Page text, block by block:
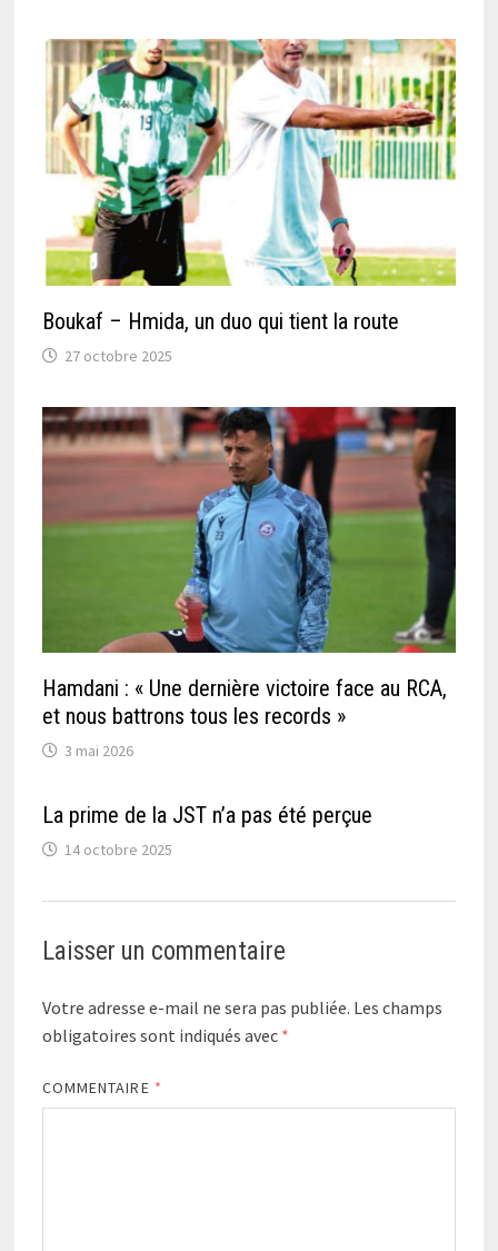
Boukaf – Hmida, un duo qui tient la route
27 octobre 2025
Hamdani : « Une dernière victoire face au RCA,
et nous battrons tous les records »
3 mai 2026
La prime de la JST n’a pas été perçue
14 octobre 2025
Laisser un commentaire
Votre adresse e-mail ne sera pas publiée. Les champs
obligatoires sont indiqués avec *
COMMENTAIRE *